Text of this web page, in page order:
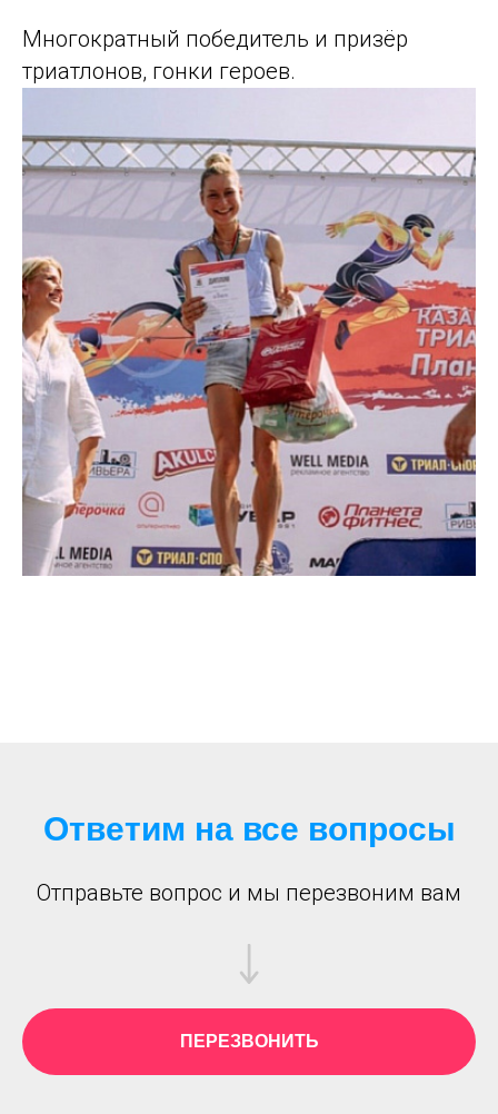
Многократный победитель и призёр
триатлонов, гонки героев.
Ответим на все вопросы
Отправьте вопрос и мы перезвоним вам
ПЕРЕЗВОНИТЬ